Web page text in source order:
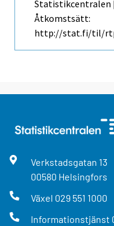
Statistikcentralen
Åtkomstsätt:
http://stat.fi/til/
Verkstadsgatan 13
00580 Helsingfors
Växel 029 551 1000
Informationstjänst